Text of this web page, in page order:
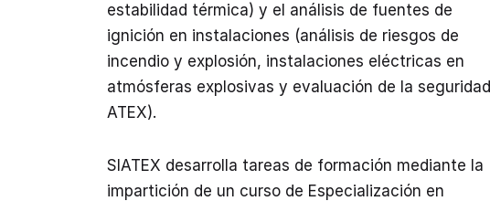
estabilidad térmica) y el análisis de fuentes de
ignición en instalaciones (análisis de riesgos de
incendio y explosión, instalaciones eléctricas en
atmósferas explosivas y evaluación de la seguridad
ATEX).
SIATEX desarrolla tareas de formación mediante la
impartición de un curso de Especialización en